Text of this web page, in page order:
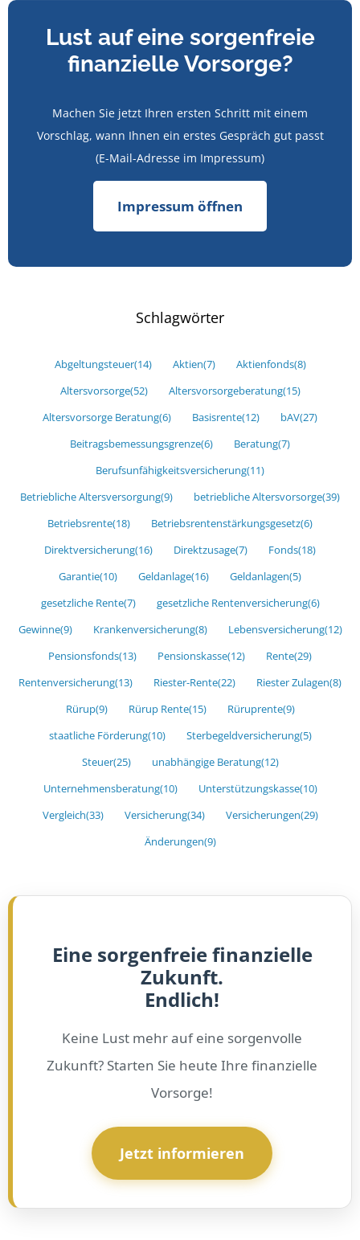
Lust auf eine sorgenfreie
finanzielle Vorsorge?
Machen Sie jetzt Ihren ersten Schritt mit einem
Vorschlag, wann Ihnen ein erstes Gespräch gut passt
(E-Mail-Adresse im Impressum)
Impressum öffnen
Schlagwörter
Abgeltungsteuer(14) Aktien(7) Aktienfonds(8)
Altersvorsorge(52) Altersvorsorgeberatung(15)
Altersvorsorge Beratung(6) Basisrente(12) bAV(27)
Beitragsbemessungsgrenze(6) Beratung(7)
Berufsunfähigkeitsversicherung(11)
Betriebliche Altersversorgung(9) betriebliche Altersvorsorge(39)
Betriebsrente(18) Betriebsrentenstärkungsgesetz(6)
Direktversicherung(16) Direktzusage(7) Fonds(18)
Garantie(10) Geldanlage(16) Geldanlagen(5)
gesetzliche Rente(7) gesetzliche Rentenversicherung(6)
Gewinne(9) Krankenversicherung(8) Lebensversicherung(12)
Pensionsfonds(13) Pensionskasse(12) Rente(29)
Rentenversicherung(13) Riester-Rente(22) Riester Zulagen(8)
Rürup(9) Rürup Rente(15) Rüruprente(9)
staatliche Förderung(10) Sterbegeldversicherung(5)
Steuer(25) unabhängige Beratung(12)
Unternehmensberatung(10) Unterstützungskasse(10)
Vergleich(33) Versicherung(34) Versicherungen(29)
Änderungen(9)
Eine sorgenfreie finanzielle
Zukunft.
Endlich!
Keine Lust mehr auf eine sorgenvolle
Zukunft? Starten Sie heute Ihre finanzielle
Vorsorge!
Jetzt informieren